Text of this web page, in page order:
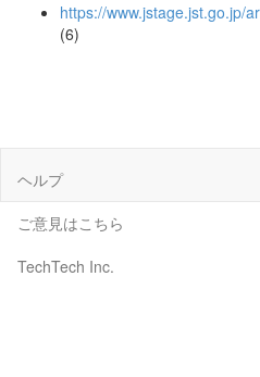
https://www.jstage.jst.go.jp/
(6)
ヘルプ
ご意見はこちら
TechTech Inc.